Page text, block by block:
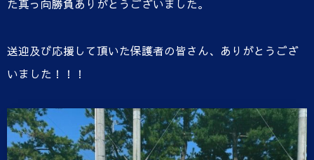
た真っ向勝負ありがとうございました。
送迎及び応援して頂いた保護者の皆さん、ありがとうござ
いました！！！